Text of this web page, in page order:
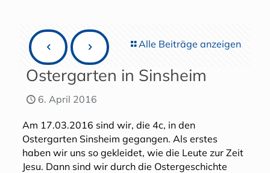
Alle Beiträge anzeigen
Ostergarten in Sinsheim
6. April 2016
Am 17.03.2016 sind wir, die 4c, in den
Ostergarten Sinsheim gegangen. Als erstes
haben wir uns so gekleidet, wie die Leute zur Zeit
Jesu. Dann sind wir durch die Ostergeschichte